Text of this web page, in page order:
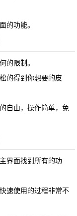
功能。
限制。
的得到你想要的皮
自由，操作简单，免
界面找到所有的功
速使用的过程非常不